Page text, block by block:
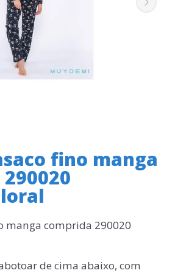
fino manga
manga comprida 290020
de cima abaixo, com